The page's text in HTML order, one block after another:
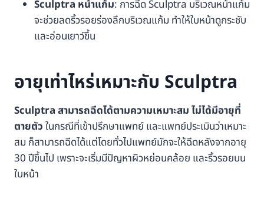
Sculptra หน้าแก้ม: การฉีด Sculptra บริเวณหน้าแก้ม
จะช่วยลดริ้วรอยร่องลึกบริเวณแก้ม ทำให้ใบหน้าดูกระชับ
และอ่อนเยาว์ขึ้น
อายุเท่าไหร่เหมาะกับ Sculptra
Sculptra สามารถฉีดได้ตามความเหมาะสม ไม่ได้มีอายุที่
ตายตัวในกรณีที่เข้าปรึกษาแพทย์ และแพทย์ประเมินว่าเหมาะ
สม ก็สามารถฉีดได้แต่โดยทั่วไปแพทย์มักจะให้ฉีดหลังจากอายุ
30 ปีขึ้นไป เพราะจะเริ่มมีปัญหาผิวหย่อนคล้อย และริ้วรอยบน
ใบหน้า